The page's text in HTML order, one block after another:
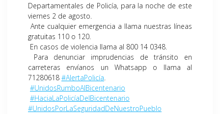
Departamentales de Policía, para la noche de este
viernes 2 de agosto.
Ante cualquier emergencia a llama nuestras líneas
gratuitas 110 o 120.
En casos de violencia llama al 800 14 0348.
Para denunciar imprudencias de tránsito en
carreteras envíanos un Whatsapp o llama al
71280618 #AlertaPolicía.
#UnidosRumboAlBicentenario
#HaciaLaPolicíaDelBicentenario
#UnidosPorLaSeguridadDeNuestroPueblo